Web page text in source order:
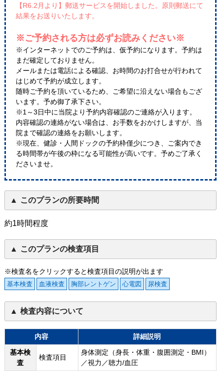
【R6.2月より】郵送サービスを開始しました。原則郵送にて
結果をお送りいたします。
※ご予約される方は必ずお読みください※
※インターネットでのご予約は、仮予約になります。予約は
まだ確定しておりません。
メールまたは電話による確認、お時間のお打合せが行われて
はじめて予約が成立します。
随時ご予約を頂いているため、ご希望に沿えない場合もござ
います。予め御了承下さい。
※1～3日中に当院より予約内容確認のご連絡が入ります。
内容確認の連絡がない場合は、お手数をおかけしますが、当
院まで確認の連絡をお願いします。
※現在、健診・人間ドックの予約枠僅少につき、ご案内でき
る時間帯が午後の枠になる可能性が高いです。予めご了承く
ださいませ。
このプランの所要時間
約1時間程度
このプランの検査項目
※検査名をクリックすると検査項目の説明が出ます
基本検査 血液検査 胸部レントゲン 心電図 尿検査
検査内容について
内容
詳細説明
基本検
査
検査項目
身体測定（身長・体重・腹囲測定・BMI）
／視力／聴力/血圧